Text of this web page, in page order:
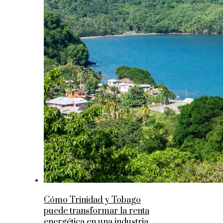
Cómo Trinidad y Tobago
puede transformar la renta